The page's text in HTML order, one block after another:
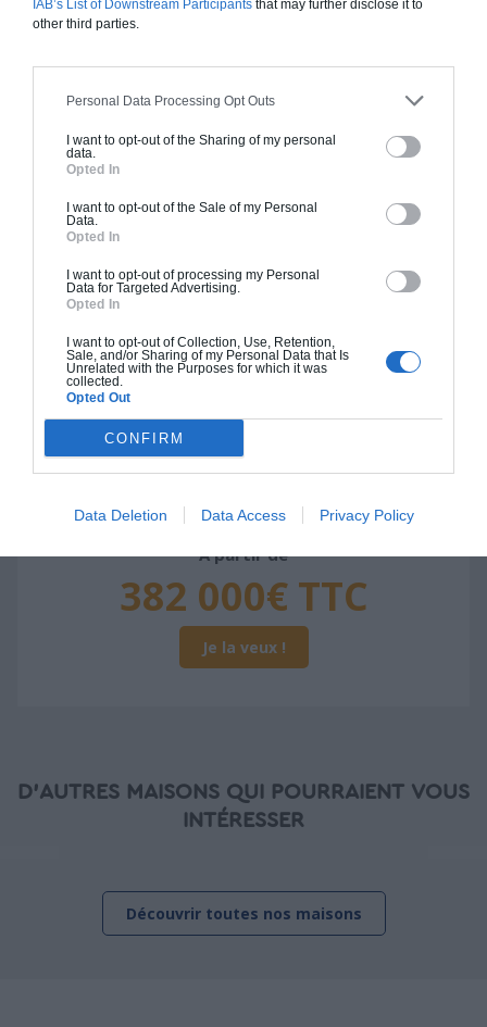
IAB’s List of Downstream Participants that may further disclose it to
other third parties.
Personal Data Processing Opt Outs
I want to opt-out of the Sharing of my personal
data.
Opted In
I want to opt-out of the Sale of my Personal
Data.
Opted In
I want to opt-out of processing my Personal
Data for Targeted Advertising.
Opted In
I want to opt-out of Collection, Use, Retention,
Sale, and/or Sharing of my Personal Data that Is
Unrelated with the Purposes for which it was
collected.
Opted Out
CONFIRM
Data Deletion Data Access Privacy Policy
Finitions haut de gamme. Le prix "clé en main"
peinture, sols...), mais exclut piscine, jardin et
clôture.
À partir de
332 000€ TTC
Construction BBC
Chiffrage estimatif pour : Fondations et normes
standards. Construction en bloc coffrant isolant
(RT 2020). Finitions haut de gamme. Le prix "clé
en main" inclut le gros oeuvre et le second
piscine, jardin et clôture.
À partir de
382 000€ TTC
Je la veux !
D'AUTRES MAISONS QUI POURRAIENT VOUS
INTÉRESSER
Découvrir toutes nos maisons